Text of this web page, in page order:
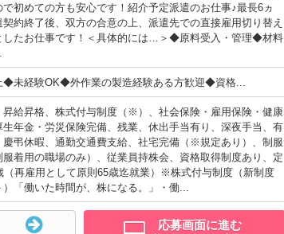
で初めての方も安心です！紹介予定派遣のお仕事♪最長6ヵ
契約終了後、双方の合意の上、派遣先での直接雇用切り替え
したお仕事です！＜具体的には…＞◆原料受入・管理◆材料
◆未経験OK◆外作業の製造経験ある方歓迎◆資格...
昇給昇格、株式付与制度（※）、社会保険・雇用保険・健康
生年金・労災保険完備、残業、休出手当有り、深夜手当、有
慶弔休暇、通勤交通費支給、社宅完備（※規定あり）、制服
服着用の職場のみ）、従業員持株会、資格取得制度あり、定
（再雇用として原則65歳迄就業）※株式付与制度（新制度
）「働いた時間が、株になる。」・働...
応募画面に進む